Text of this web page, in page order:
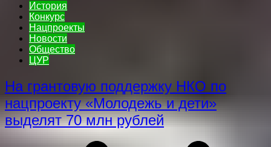
История
Конкурс
Нацпроекты
Новости
Общество
ЦУР
На грантовую поддержку НКО по
нацпроекту «Молодежь и дети»
выделят 70 млн рублей